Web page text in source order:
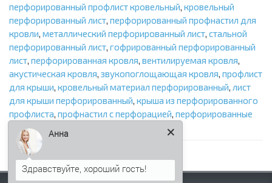
перфорированный профлист кровельный, кровельный
перфорированный лист, перфорированный профнастил для
кровли, металлический перфорированный лист, стальной
перфорированный лист, гофрированный перфорированный
лист, перфорированная кровля, вентилируемая кровля,
акустическая кровля, звукопоглощающая кровля, профлист
для крыши, кровельный материал перфорированный, лист
для крыши перфорированный, крыша из перфорированного
профлиста, профнастил с перфорацией, перфорированные
кровельные панели
Анна